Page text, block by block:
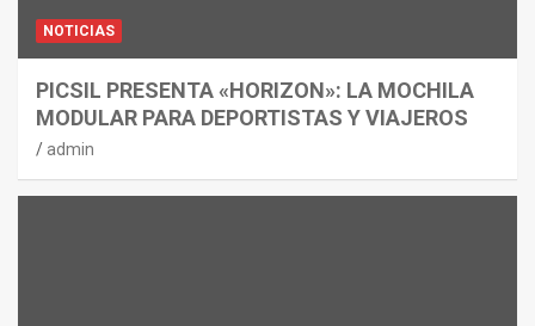
NOTICIAS
PICSIL PRESENTA «HORIZON»: LA MOCHILA
MODULAR PARA DEPORTISTAS Y VIAJEROS
admin